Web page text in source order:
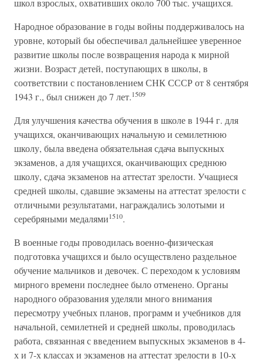
школ взрослых, охвативших около 700 тыс. учащихся.
Народное образование в годы войны поддерживалось на
уровне, который бы обеспечивал дальнейшее уверенное
развитие школы после возвращения народа к мирной
жизни. Возраст детей, поступающих в школы, в
соответствии с постановлением СНК СССР от 8 сентября
1943 г., был снижен до 7 лет.1509
Для улучшения качества обучения в школе в 1944 г. для
учащихся, оканчивающих начальную и семилетнюю
школу, была введена обязательная сдача выпускных
экзаменов, а для учащихся, оканчивающих среднюю
школу, сдача экзаменов на аттестат зрелости. Учащиеся
средней школы, сдавшие экзамены на аттестат зрелости с
отличными результатами, награждались золотыми и
серебряными медалями1510.
В военные годы проводилась военно-физическая
подготовка учащихся и было осуществлено раздельное
обучение мальчиков и девочек. С переходом к условиям
мирного времени последнее было отменено. Органы
народного образования уделяли много внимания
пересмотру учебных планов, программ и учебников для
начальной, семилетней и средней школы, проводилась
работа, связанная с введением выпускных экзаменов в 4-
х и 7-х классах и экзаменов на аттестат зрелости в 10-х